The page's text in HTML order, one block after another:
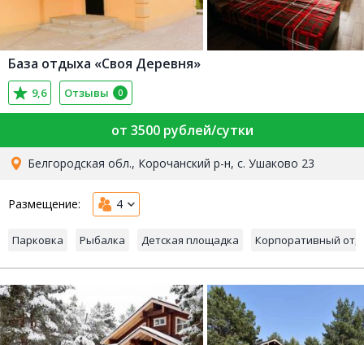
База отдыха «Своя Деревня»
9,6 Отзывы 0
от 3500 рублей/сутки
Белгородская обл., Корочанский р-н, с. Ушаково 23
Размещение: 4
Парковка Рыбалка Детская площадка Корпоративный